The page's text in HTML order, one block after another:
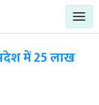
में 25 लाख